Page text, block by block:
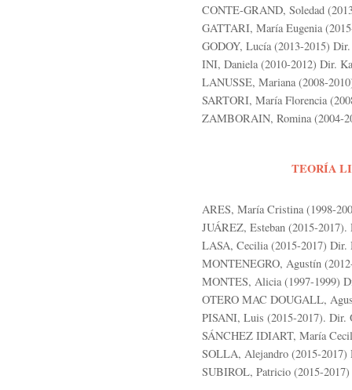
CONTE-GRAND, Soledad
GATTARI, María Eugenia
GODOY, Lucía (2013-2015)
INI, Daniela (2010-2012) Dir.
LANUSSE, Mariana (2008-
SARTORI, María Florencia
ZAMBORAIN, Romina (2004-
TEORÍA
ARES, María Cristina (1998-
JUÁREZ, Esteban (2015-
LASA, Cecilia (2015-2017) Dir.
MONTENEGRO, Agustín
MONTES, Alicia (1997-1999)
OTERO MAC DOUGALL,
PISANI, Luis (2015-2017). Dir.
SÁNCHEZ IDIART, María
SOLLA, Alejandro (2015-
SUBIROL, Patricio (2015-